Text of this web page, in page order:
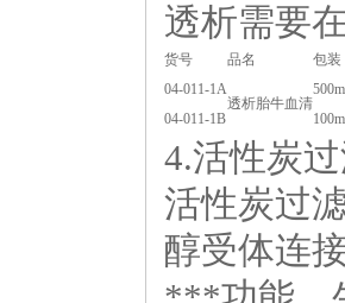
透析需要
货号 品名
包装
04-011-1A
透析胎牛血清
04-011-1B
4.活性炭
活性炭过
醇受体连